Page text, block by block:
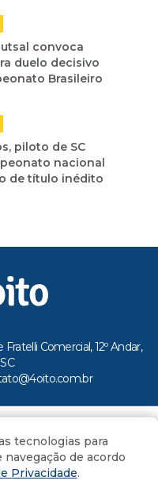
convoca
duelo decisivo
Brasileiro
piloto de SC
nacional
de título inédito
Comercial, 12º Andar,
ao Portal 4oito
tecnologias para
de acordo
Privacidade.